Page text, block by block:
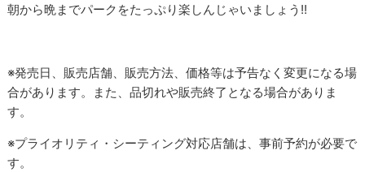
朝から晩までパークをたっぷり楽しんじゃいましょう!!
※発売日、販売店舗、販売方法、価格等は予告なく変更になる場
合があります。また、品切れや販売終了となる場合がありま
す。
※プライオリティ・シーティング対応店舗は、事前予約が必要で
す。